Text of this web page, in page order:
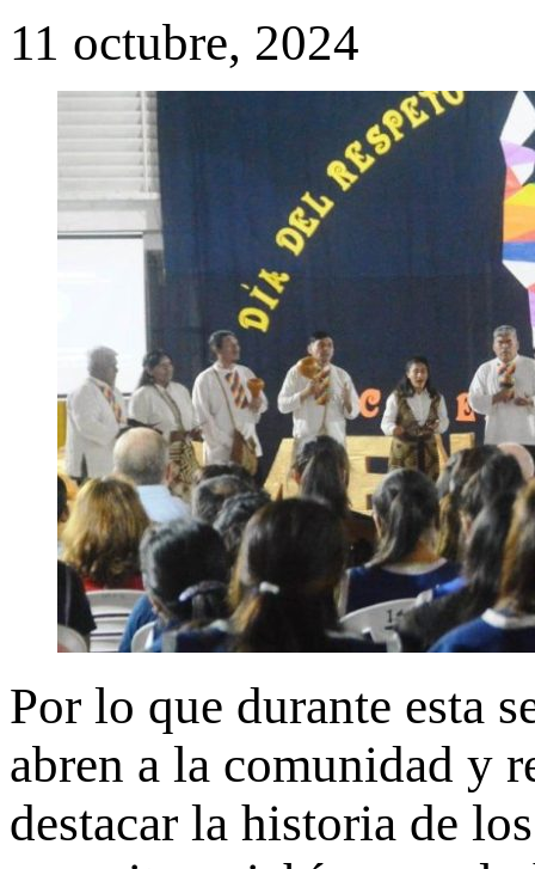
11 octubre, 2024
Por lo que durante esta
abren a la comunidad y
destacar la historia de